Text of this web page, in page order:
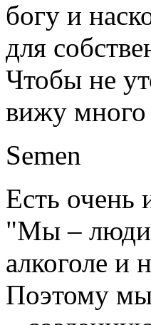
богу и
для
Чтобы не
вижу много
Semen
Есть очень
"Мы – люди
алкоголе и
Поэтому